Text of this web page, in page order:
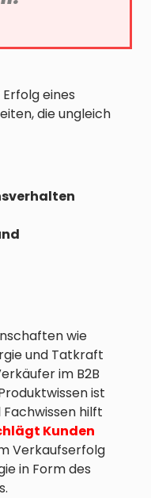
eines
die ungleich
wie
und Tatkraft
im B2B
ist
hilft
Kunden
Verkaufserfolg
in Form des